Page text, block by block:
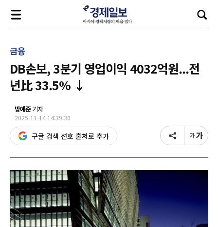
금융
DB손보, 3분기 영업이익 4032억원...전
년比 33.5% ↓
방예준기자
2025-11-14 14:39:30
구글 검색 선호 출처로 추가